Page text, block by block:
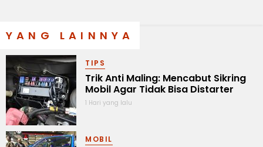
YANG LAINNYA
TIPS
Trik Anti Maling: Mencabut Sikring
Mobil Agar Tidak Bisa Distarter
1 Hari yang lalu
MOBIL